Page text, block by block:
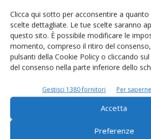
Clicca qui sotto per acconsentire a
scelte dettagliate. Le tue scelte saranno
questo sito. È possibile modificare le
momento, compreso il ritiro del
pulsanti della Cookie Policy o cliccando
del consenso nella parte inferiore dello
Gestisci 1380 fornitori Per
Accetta
Preferenze